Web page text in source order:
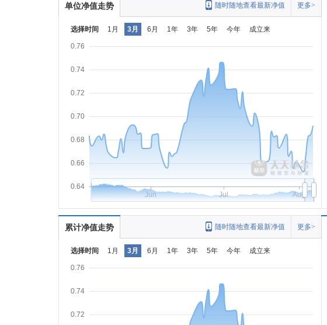
单位净值走势 更多>
随时随地查看最新净值
选择时间 1月 3月 6月 1年 3年 5年 今年 成立来
0.64
0.66
0.68
0.70
0.72
0.74
0.76
Jun Jul Aug
累计净值走势 更多>
随时随地查看最新净值
选择时间 1月 3月 6月 1年 3年 5年 今年 成立来
0.72
0.74
0.76